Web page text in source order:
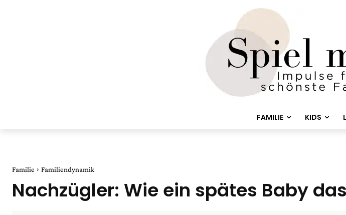
FAMILIE KIDS
Familie Familiendynamik
Nachzügler: Wie ein spätes Baby